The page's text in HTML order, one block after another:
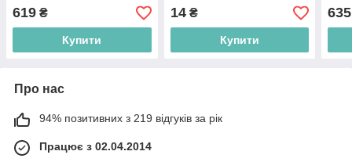
619 ₴
Купити
14₴
Купити
635
Про нас
94% позитивних з 219 відгуків за рік
Працює з 02.04.2014